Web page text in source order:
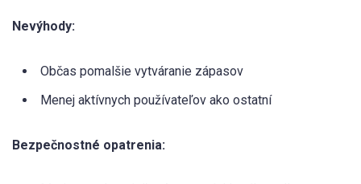
Nevýhody:
Občas pomalšie vytváranie zápasov
Menej aktívnych používateľov ako ostatní
Bezpečnostné opatrenia: